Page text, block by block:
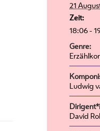
21
Zeit:
18:06 -
Genre:
Ludwig
David